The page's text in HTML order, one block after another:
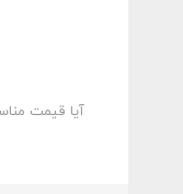
آیا قیمت